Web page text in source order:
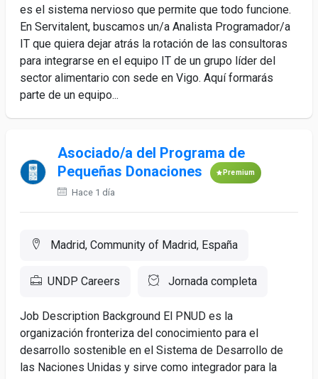
es el sistema nervioso que permite que todo funcione.
En Servitalent, buscamos un/a Analista Programador/a
IT que quiera dejar atrás la rotación de las consultoras
para integrarse en el equipo IT de un grupo líder del
sector alimentario con sede en Vigo. Aquí formarás
parte de un equipo...
Asociado/a del Programa de
Pequeñas Donaciones
Premium
Hace 1 día
Madrid, Community of Madrid, España
UNDP Careers Jornada completa
Job Description Background El PNUD es la
organización fronteriza del conocimiento para el
desarrollo sostenible en el Sistema de Desarrollo de
las Naciones Unidas y sirve como integrador para la